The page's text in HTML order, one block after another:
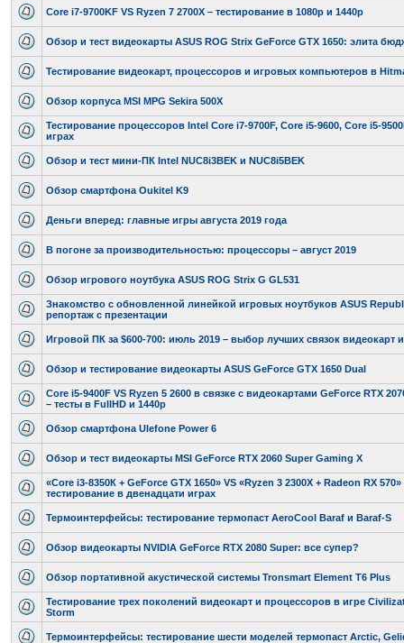
Core i7-9700KF VS Ryzen 7 2700X – тестирование в 1080p и 1440p
Обзор и тест видеокарты ASUS ROG Strix GeForce GTX 1650: элита
Тестирование видеокарт, процессоров и игровых компьютеров в
Обзор корпуса MSI MPG Sekira 500X
Тестирование процессоров Intel Core i7-9700F, Core i5-9600, Core i5-
играх
Обзор и тест мини-ПК Intel NUC8i3BEK и NUC8i5BEK
Обзор смартфона Oukitel K9
Деньги вперед: главные игры августа 2019 года
В погоне за производительностью: процессоры – август 2019
Обзор игрового ноутбука ASUS ROG Strix G GL531
Знакомство с обновленной линейкой игровых ноутбуков ASUS
репортаж с презентации
Игровой ПК за $600-700: июль 2019 – выбор лучших связок видеокарт
Обзор и тестирование видеокарты ASUS GeForce GTX 1650 Dual
Core i5-9400F VS Ryzen 5 2600 в связке с видеокартами GeForce RTX
– тесты в FullHD и 1440p
Обзор смартфона Ulefone Power 6
Обзор и тест видеокарты MSI GeForce RTX 2060 Super Gaming X
«Core i3-8350К + GeForce GTX 1650» VS «Ryzen 3 2300X + Radeon RX
тестирование в двенадцати играх
Термоинтерфейсы: тестирование термопаст AeroCool Baraf и Baraf-S
Обзор видеокарты NVIDIA GeForce RTX 2080 Super: все супер?
Обзор портативной акустической системы Tronsmart Element T6 Plus
Тестирование трех поколений видеокарт и процессоров в игре
Storm
Термоинтерфейсы: тестирование шести моделей термопаст Arctic,